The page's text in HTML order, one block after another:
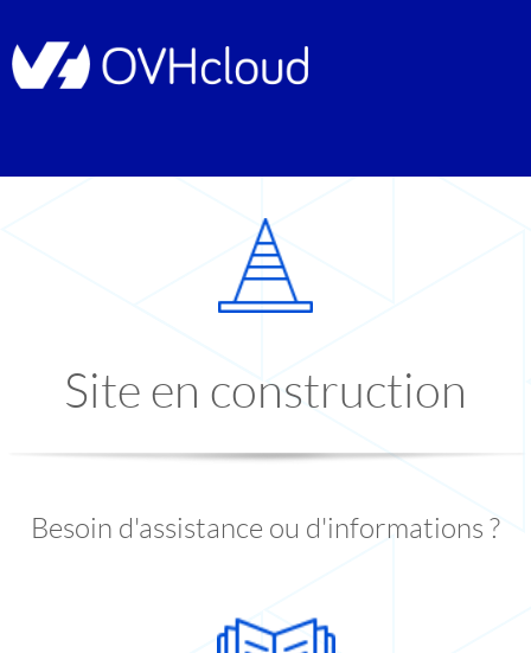
Site en construction
Besoin d'assistance ou d'informations ?